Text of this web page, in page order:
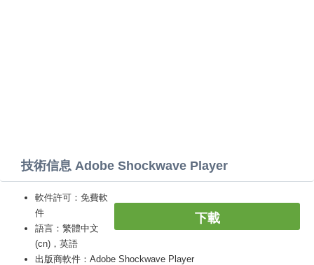
技術信息 Adobe Shockwave Player
下載
軟件許可：免費軟
件
語言：繁體中文
(cn)，英語
出版商軟件：Adobe Shockwave Player